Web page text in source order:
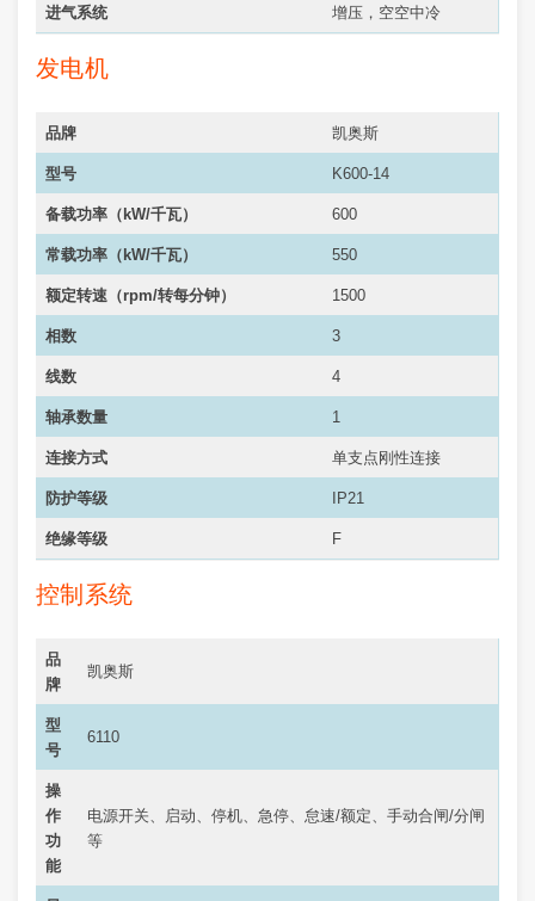
进气系统 增压，空空中冷
发电机
品牌 凯奥斯
型号 K600-14
备载功率（kW/千瓦） 600
常载功率（ kW/千瓦） 550
额定转速（rpm/转每分钟） 1500
相数 3
线数 4
轴承数量 1
连接方式 单支点刚性连接
防护等级 IP21
绝缘等级 F
控制系统
品
牌
凯奥斯
型
号
6110
操
作
功
能
电源开关、启动、停机、急停、怠速/额定、手动合闸/分闸
等